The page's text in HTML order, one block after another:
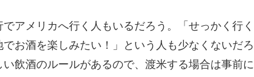
アメリカへ行く人もいるだろう。「せっかく行く
お酒を楽しみたい！」という人も少なくないだろ
飲酒のルールがあるので、渡米する場合は事前に